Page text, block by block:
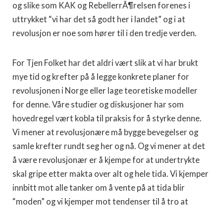
og slike som KAK og RebellerrÃ¶relsen forenes i
uttrykket “vi har det så godt her i landet” og i at
revolusjon er noe som hører til i den tredje verden.
For Tjen Folket har det aldri vært slik at vi har brukt
mye tid og krefter på å legge konkrete planer for
revolusjonen i Norge eller lage teoretiske modeller
for denne. Våre studier og diskusjoner har som
hovedregel vært kobla til praksis for å styrke denne.
Vi mener at revolusjonære må bygge bevegelser og
samle krefter rundt seg her og nå. Og vi mener at det
å være revolusjonær er å kjempe for at undertrykte
skal gripe etter makta over alt og hele tida. Vi kjemper
innbitt mot alle tanker om å vente på at tida blir
“moden” og vi kjemper mot tendenser til å tro at